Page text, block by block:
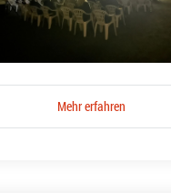
Mehr erfahren